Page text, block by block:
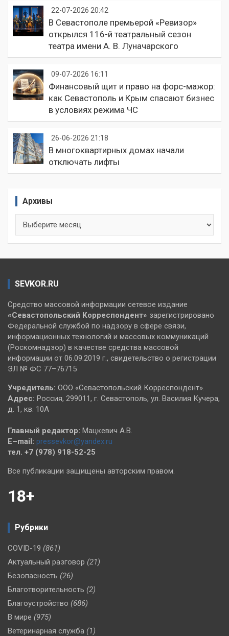
22-07-2026 20:42
В Севастополе премьерой «Ревизор»
открылся 116-й театральный сезон
театра имени А. В. Луначарского
09-07-2026 16:11
Финансовый щит и право на форс-мажор:
как Севастополь и Крым спасают бизнес
в условиях режима ЧС
26-06-2026 21:18
В многоквартирных домах начали
отключать лифты
Архивы
SEVKOR.RU
Средство массовой информации сетевое издание
«Севастопольский Корреспондент» зарегистрировано
Федеральной службой по надзору в сфере связи,
информационных технологий и массовых коммуникаций
(Роскомнадзор) в качестве средства массовой
информации от 06.09.2019 г., свидетельство о регистрации
ЭЛ № ФС 77–76715
Учредитель: ООО «Севастопольский Корреспондент».
Адрес: Россия, 299011, г. Севастополь, ул. Василия Кучера,
д. 1, кв. 10А
Главный редактор: Мацкевич А.В.
E–mail: pressevkor@yandex.ru
тел. +7 (978) 918-52-25
Все публикации защищены авторским правом.
18+
Рубрики
COVID-19 (861)
Актуальный разговор (21)
Безопасность (26)
Благотворительность (2)
Благоустройство (686)
В мире (975)
Ветеринарная служба (1)